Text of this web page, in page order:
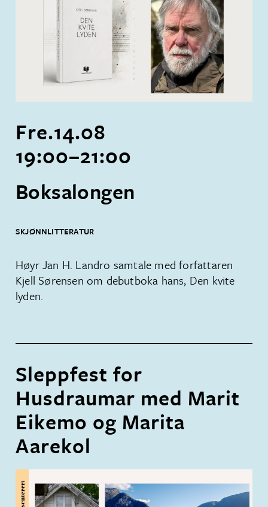
Boksalongen
SKJØNNLITTERATUR
Fre.14.08
19:00–21:00
Høyr Jan H. Landro samtale med forfattaren
Kjell Sørensen om debutboka hans, Den kvite
lyden.
Sleppfest for
Husdraumar med Marit
Eikemo og Marita
Aarekol